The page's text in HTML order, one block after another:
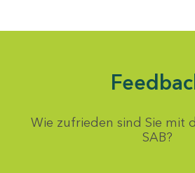
Wie zufrieden sind Sie mit
SAB?